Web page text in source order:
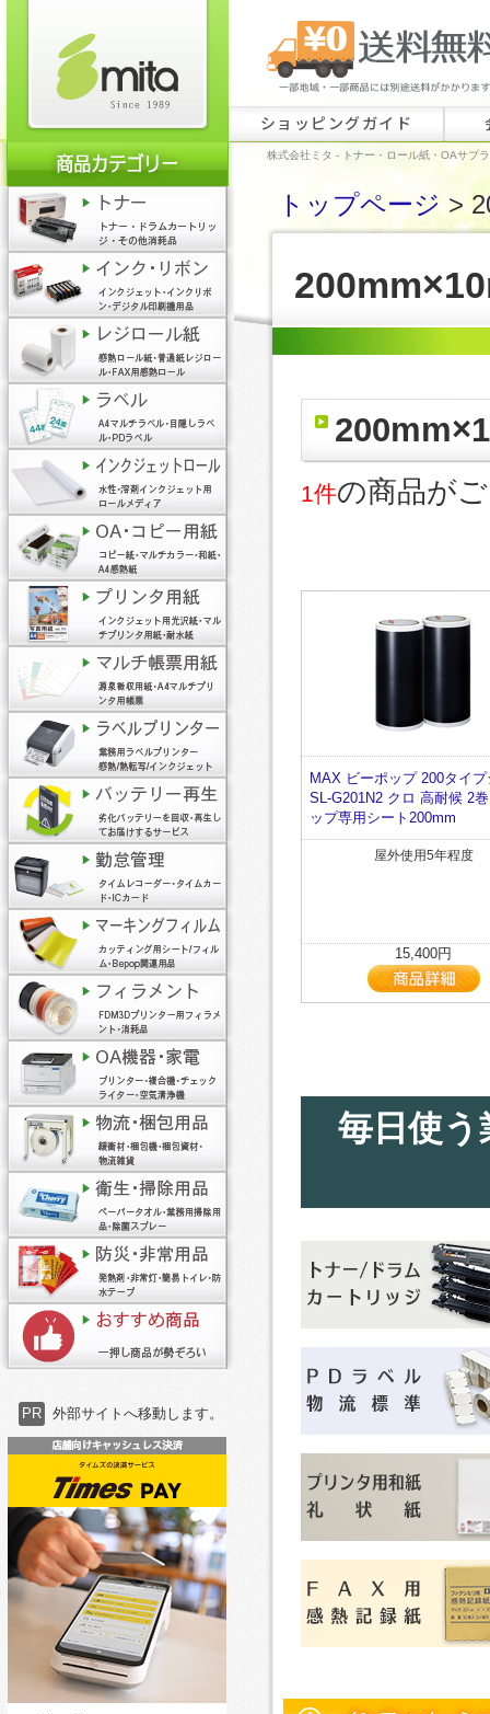
PR 外部サイトへ移動します。
ショッピングガイド
株式会社ミタ - トナー・ロール紙・OAサプ
トップページ>
1件の商品が
MAX ビーポップ 200タイプ
SL-G201N2 クロ 高耐候 2
ップ専用シート200mm
屋外使用5年程度
15,400円
毎日使う